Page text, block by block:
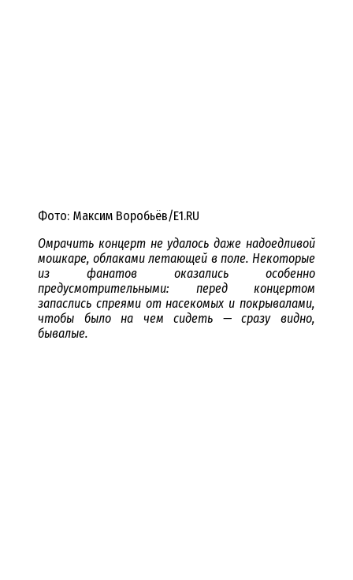
Фото: Максим Воробьёв/E1.RU
Омрачить концерт не удалось даже надоедливой
мошкаре, облаками летающей в поле. Некоторые
из фанатов оказались особенно
предусмотрительными: перед концертом
запаслись спреями от насекомых и покрывалами,
чтобы было на чем сидеть — сразу видно,
бывалые.